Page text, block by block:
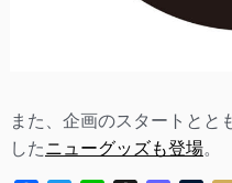
また、企画のスタートとと
したニューグッズも登場。